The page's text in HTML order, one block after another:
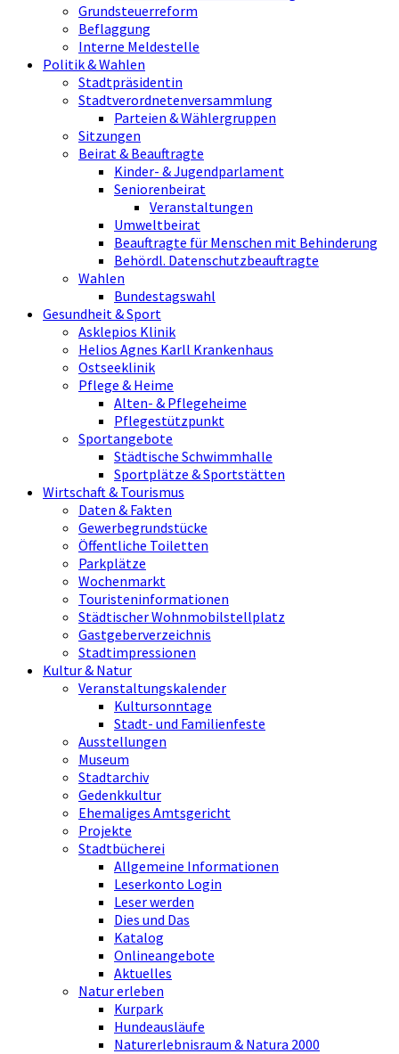
Grundsteuerreform
Beflaggung
Interne Meldestelle
Politik & Wahlen
Stadtpräsidentin
Stadtverordnetenversammlung
Parteien & Wählergruppen
Sitzungen
Beirat & Beauftragte
Kinder- & Jugendparlament
Seniorenbeirat
Veranstaltungen
Umweltbeirat
Beauftragte für Menschen mit Behinderung
Behördl. Datenschutzbeauftragte
Wahlen
Bundestagswahl
Gesundheit & Sport
Asklepios Klinik
Helios Agnes Karll Krankenhaus
Ostseeklinik
Pflege & Heime
Alten- & Pflegeheime
Pflegestützpunkt
Sportangebote
Städtische Schwimmhalle
Sportplätze & Sportstätten
Wirtschaft & Tourismus
Daten & Fakten
Gewerbegrundstücke
Öffentliche Toiletten
Parkplätze
Wochenmarkt
Touristeninformationen
Städtischer Wohnmobilstellplatz
Gastgeberverzeichnis
Stadtimpressionen
Kultur & Natur
Veranstaltungskalender
Kultursonntage
Stadt- und Familienfeste
Ausstellungen
Museum
Stadtarchiv
Gedenkkultur
Ehemaliges Amtsgericht
Projekte
Stadtbücherei
Allgemeine Informationen
Leserkonto Login
Leser werden
Dies und Das
Katalog
Onlineangebote
Aktuelles
Natur erleben
Kurpark
Hundeausläufe
Naturerlebnisraum & Natura 2000